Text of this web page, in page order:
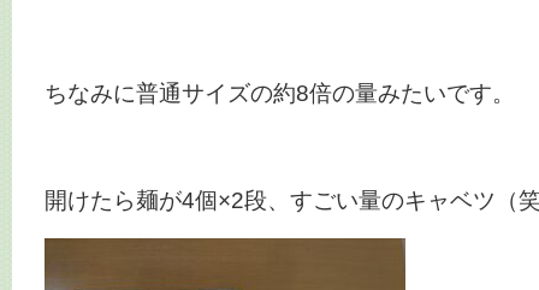
ちなみに普通サイズの約8倍の量みたいです。
開けたら麺が4個×2段、すごい量のキャベツ（